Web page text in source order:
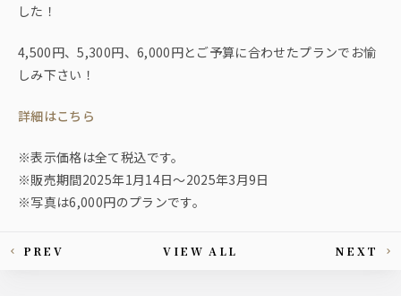
した！
4,500円、5,300円、6,000円とご予算に合わせたプランでお愉
しみ下さい！
詳細はこちら
※表示価格は全て税込です。
※販売期間2025年1月14日〜2025年3月9日
※写真は6,000円のプランです。
This article's paging
PREV VIEW ALL NEXT